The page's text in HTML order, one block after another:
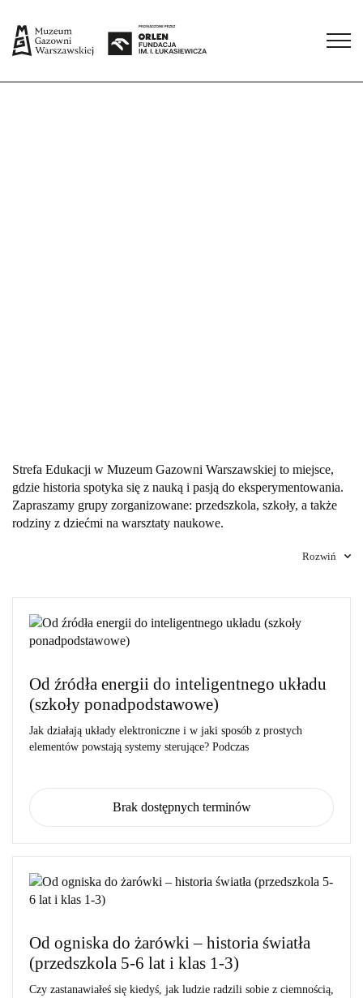
Sprawdź wszystkie terminy
Strefa Edukacji w Muzeum Gazowni Warszawskiej to miejsce,
gdzie historia spotyka się z nauką i pasją do eksperymentowania.
Zapraszamy grupy zorganizowane: przedszkola, szkoły, a także
rodziny z dziećmi na warsztaty naukowe.
edukacji szkolnej, skupiając się na budowaniu naukowychRozwiń
Od źródła energii do inteligentnego układu
(szkoły ponadpodstawowe)
Jak działają układy elektroniczne i w jaki sposób z prostych
elementów powstają systemy sterujące? Podczas
Brak dostępnych terminów
Od ogniska do żarówki – historia światła
(przedszkola 5-6 lat i klas 1-3)
Czy zastanawiałeś się kiedyś, jak ludzie radzili sobie z ciemnością,